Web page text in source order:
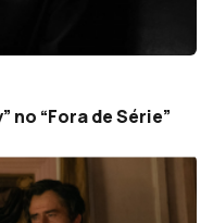
no “Fora de Série”